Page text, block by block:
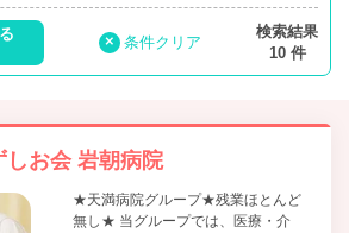
× 条件クリア
検索結果
10 件
お会 岩朝病院
★天満病院グループ★残業ほとんど
無し★ 当グループでは、医療・介